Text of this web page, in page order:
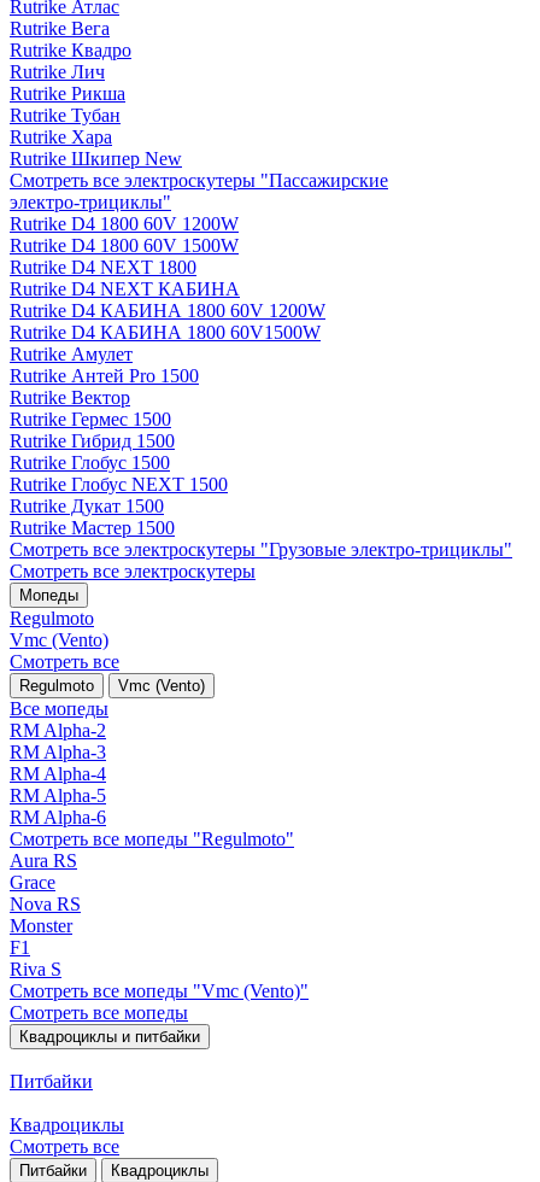
Rutrike Атлас
Rutrike Вега
Rutrike Квадро
Rutrike Лич
Rutrike Рикша
Rutrike Тубан
Rutrike Хара
Rutrike Шкипер New
Смотреть все электро­скутеры "Пассажирские
электро‑трициклы"
Rutrike D4 1800 60V 1200W
Rutrike D4 1800 60V 1500W
Rutrike D4 NEXT 1800
Rutrike D4 NEXT КАБИНА
Rutrike D4 КАБИНА 1800 60V 1200W
Rutrike D4 КАБИНА 1800 60V1500W
Rutrike Амулет
Rutrike Антей Pro 1500
Rutrike Вектор
Rutrike Гермес 1500
Rutrike Гибрид 1500
Rutrike Глобус 1500
Rutrike Глобус NEXT 1500
Rutrike Дукат 1500
Rutrike Мастер 1500
Смотреть все электро­скутеры "Грузовые электро‑трициклы"
Смотреть все электро­скутеры
Мопеды
Regulmoto
Vmc (Vento)
Смотреть все
Regulmoto Vmc (Vento)
Все мопеды
RM Alpha-2
RM Alpha-3
RM Alpha-4
RM Alpha-5
RM Alpha-6
Смотреть все мопеды "Regulmoto"
Aura RS
Grace
Nova RS
Monster
F1
Riva S
Смотреть все мопеды "Vmc (Vento)"
Смотреть все мопеды
Квадроциклы и питбайки
Питбайки
Квадроциклы
Смотреть все
Питбайки Квадроциклы